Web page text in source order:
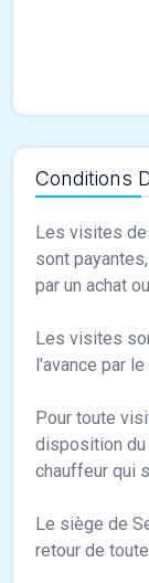
Conditions
Les visites
sont
par un achat
Les visites
l'avance par
Pour toute
disposition du
chauffeur qui
Le siège de
retour de